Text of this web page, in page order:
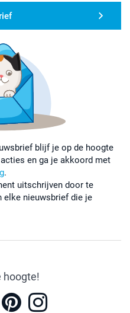
blijf je op de hoogte
en ga je akkoord met
.
uitschrijven door te
nieuwsbrief die je
hoogte!